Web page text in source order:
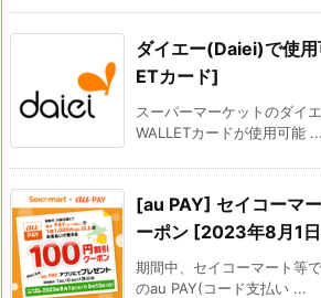
ダイエー(Daiei)で使
ETカード]
スーパーマーケットのダイ
WALLETカードが使用可能 ...
[au PAY] セイコーマ
ーポン [2023年8月1
期間中、セイコーマート等
のau PAY(コード支払い ...